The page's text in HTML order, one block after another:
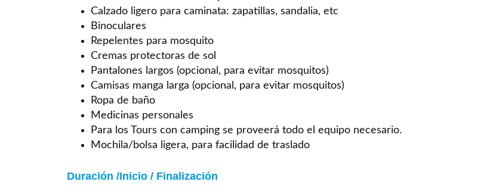
Calzado ligero para caminata: zapatillas, sandalia, etc
Binoculares
Repelentes para mosquito
Cremas protectoras de sol
Pantalones largos (opcional, para evitar mosquitos)
Camisas manga larga (opcional, para evitar mosquitos)
Ropa de baño
Medicinas personales
Para los Tours con camping se proveerá todo el equipo necesario.
Mochila/bolsa ligera, para facilidad de traslado
Duración /Inicio / Finalización